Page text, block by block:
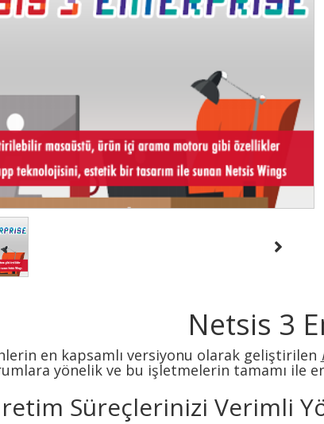
Netsis 3
en kapsamlı versiyonu olarak geliştirilen
yönelik ve bu işletmelerin tamamı ile
Süreçlerinizi Verimli